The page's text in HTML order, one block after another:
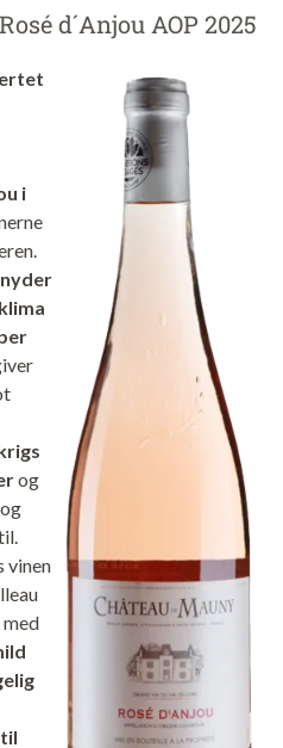
d´Anjou AOP 2025
i
og
vinen
med